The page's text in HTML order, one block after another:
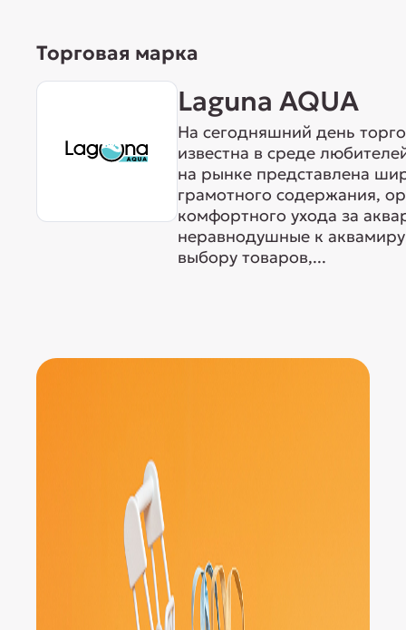
Торговая марка
Laguna AQUA
На сегодняшний день
известна в среде
на рынке представлена
грамотного содержания,
комфортного ухода за
неравнодушные к
выбору товаров,...